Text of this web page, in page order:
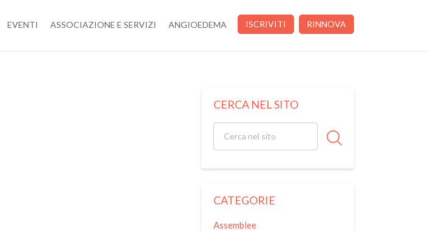
EVENTI ASSOCIAZIONE E SERVIZI ANGIOEDEMA ISCRIVITI RINNOVA
CERCA NEL SITO
CATEGORIE
Assemblee